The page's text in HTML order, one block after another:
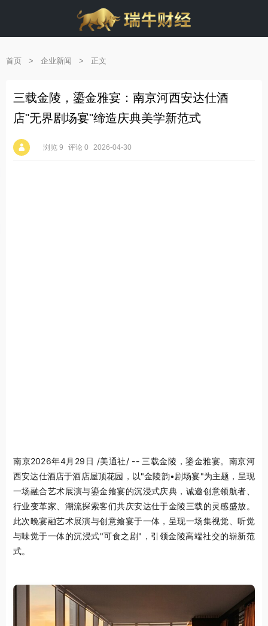
首页 > 企业新闻 > 正文
三载金陵，鎏金雅宴：南京河西安达仕酒
店"无界剧场宴"缔造庆典美学新范式
浏览 9 评论 0 2026-04-30
南京2026年4月29日 /美通社/ -- 三载金陵，鎏金雅宴。南京河
西安达仕酒店于酒店屋顶花园，以"金陵韵•剧场宴"为主题，呈现
一场融合艺术展演与鎏金飨宴的沉浸式庆典，诚邀创意领航者、
行业变革家、潮流探索客们共庆安达仕于金陵三载的灵感盛放。
此次晚宴融艺术展演与创意飨宴于一体，呈现一场集视觉、听觉
与味觉于一体的沉浸式"可食之剧"，引领金陵高端社交的崭新范
式。